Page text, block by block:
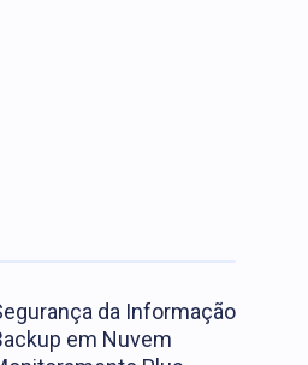
da Informação
em Nuvem